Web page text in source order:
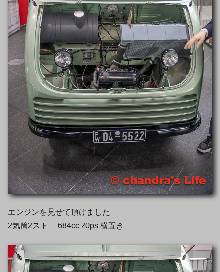
エンジンを見せて頂けました
2気筒2スト 684cc 20ps 横置き